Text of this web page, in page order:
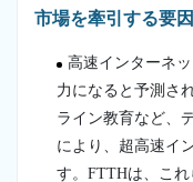
市場を牽引する要因
高速インターネ
力になると予測さ
ライン教育など、
により、超高速イ
す。FTTHは、こ